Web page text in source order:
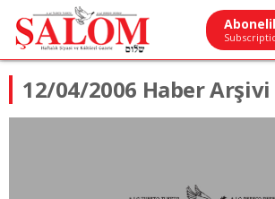
12/04/2006 Haber Arşivi